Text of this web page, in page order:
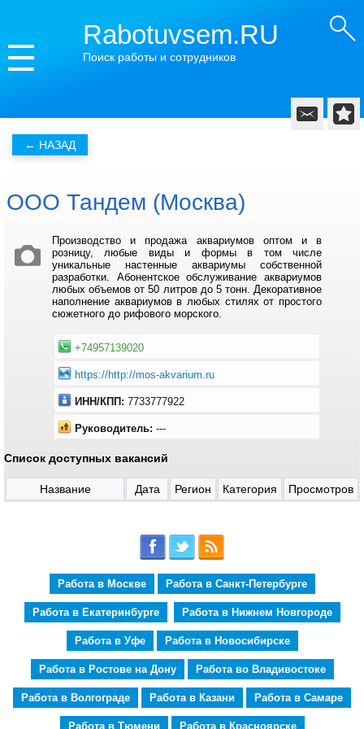
Rabotuvsem.RU
Поиск работы и сотрудников
ООО Тандем (Москва)
Производство и продажа аквариумов оптом и в
розницу, любые виды и формы в том числе
уникальные настенные аквариумы собственной
разработки. Абонентское обслуживание аквариумов
любых объемов от 50 литров до 5 тонн. Декоративное
наполнение аквариумов в любых стилях от простого
сюжетного до рифового морского.
+74957139020
https://http://mos-akvarium.ru
ИНН/КПП: 7733777922
Руководитель: ---
Список доступных вакансий
Название Дата Регион Категория Просмотров
Работа в Москве Работа в Санкт-Петербурге
Работа в Екатеринбурге Работа в Нижнем Новгороде
Работа в Уфе Работа в Новосибирске
Работа в Ростове на Дону Работа во Владивостоке
Работа в Волгограде Работа в Казани Работа в Самаре
Работа в Тюмени Работа в Красноярске